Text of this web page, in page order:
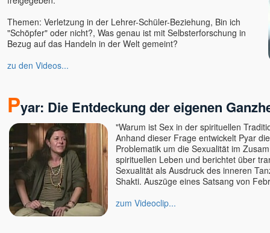
Themen: Verletzung in der Lehrer-Schüler-Beziehung, Bin ich
"Schöpfer" oder nicht?, Was genau ist mit Selbsterforschung in
Bezug auf das Handeln in der Welt gemeint?
zu den Videos...
Pyar: Die Entdeckung der eigenen
"Warum ist Sex in der spirituellen
Anhand dieser Frage entwickelt Pyar
Problematik um die Sexualität im
spirituellen Leben und berichtet über
Sexualität als Ausdruck des inneren
Shakti. Auszüge eines Satsang von
zum Videoclip...